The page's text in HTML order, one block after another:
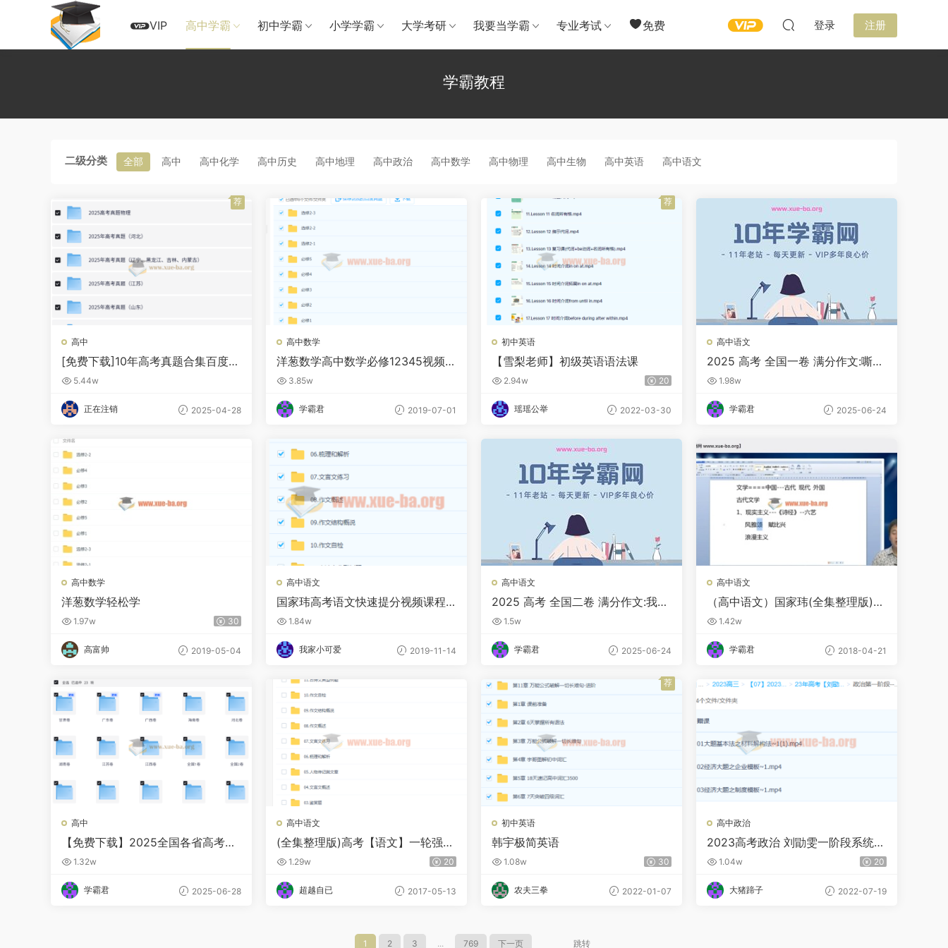
VIP 高中学霸 初中学霸 小学学霸 大学考研 我要当学霸 专业考试 免费 登录 注册
学霸教程
二级分类 全部 高中 高中化学 高中历史 高中地理 高中政治 高中数学 高中物理 高中生物 高中英语 高中语文
高中
[免费下载]10年高考真题合集百度网
盘下载
5.44w
正在注销 2025-04-28
荐
高中数学
洋葱数学高中数学必修12345视频课
程百度云网盘下载
3.85w
学霸君 2019-07-01
初中英语
【雪梨老师】初级英语语法课
2.94w 20
瑶瑶公举 2022-03-30
荐
高中语文
2025 高考 全国一卷 满分作文:嘶哑
赤子喉，滚烫民族魂
1.98w
学霸君 2025-06-24
高中数学
洋葱数学轻松学
1.97w 30
高富帅 2019-05-04
高中语文
国家玮高考语文快速提分视频课程
汇总百度网盘下载
1.84w
我家小可爱 2019-11-14
高中语文
2025 高考 全国二卷 满分作文:我并
不期待一个可以赠梦的未来
1.5w
学霸君 2025-06-24
高中语文
（高中语文）国家玮(全集整理版)国
家玮基础知识
1.42w
学霸君 2018-04-21
高中
【免费下载】2025全国各省高考真
题及答案解析 收集更新中
1.32w
学霸君 2025-06-28
高中语文
(全集整理版)高考【语文】一轮强化
班(秋) 国家伟
1.29w 20
超越自已 2017-05-13
初中英语
韩宇极简英语
1.08w 30
农夫三拳 2022-01-07
荐
高中政治
2023高考政治 刘勖雯一阶段系统班
更新3讲
1.04w 20
大猪蹄子 2022-07-19
1 2 3 ... 769 下一页 跳转